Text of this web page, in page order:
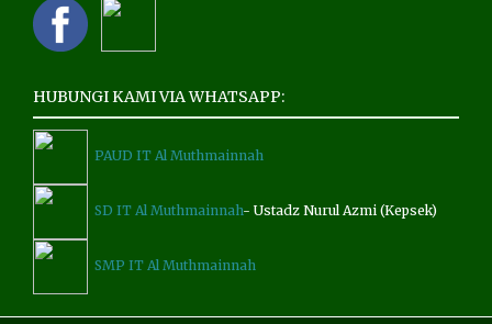
HUBUNGI KAMI VIA WHATSAPP:
PAUD IT Al Muthmainnah
SD IT Al Muthmainnah- Ustadz Nurul Azmi (Kepsek)
SMP IT Al Muthmainnah